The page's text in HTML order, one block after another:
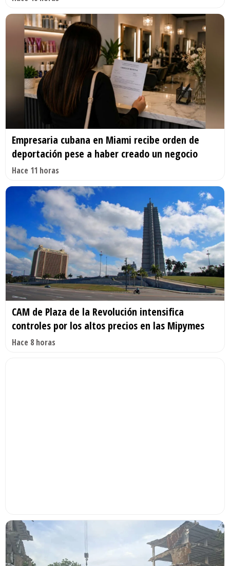
Empresaria cubana en Miami recibe orden de
deportación pese a haber creado un negocio
Hace 11 horas
CAM de Plaza de la Revolución intensifica
controles por los altos precios en las Mipymes
Hace 8 horas